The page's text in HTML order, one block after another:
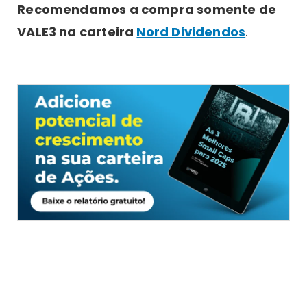
Recomendamos a compra somente de
VALE3 na carteira Nord Dividendos.